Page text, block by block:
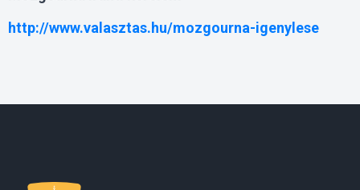
http://www.valasztas.hu/mozgourna-igenylese